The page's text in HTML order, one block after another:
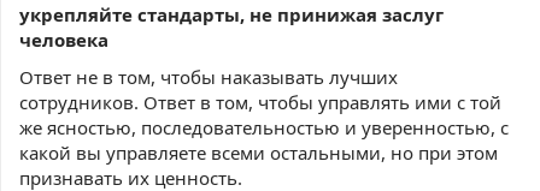
укрепляйте стандарты, не принижая заслуг
человека
Ответ не в том, чтобы наказывать лучших
сотрудников. Ответ в том, чтобы управлять ими с той
же ясностью, последовательностью и уверенностью, с
какой вы управляете всеми остальными, но при этом
признавать их ценность.